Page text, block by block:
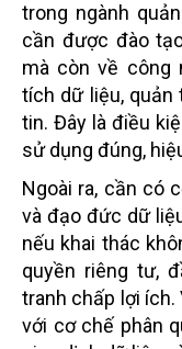
trong ngành
cần được đào
mà còn về công
tích dữ liệu, quản
tin. Đây là điều
sử dụng đúng,
Ngoài ra, cần có
và đạo đức dữ
nếu khai thác
quyền riêng tư,
tranh chấp lợi ích.
với cơ chế phân